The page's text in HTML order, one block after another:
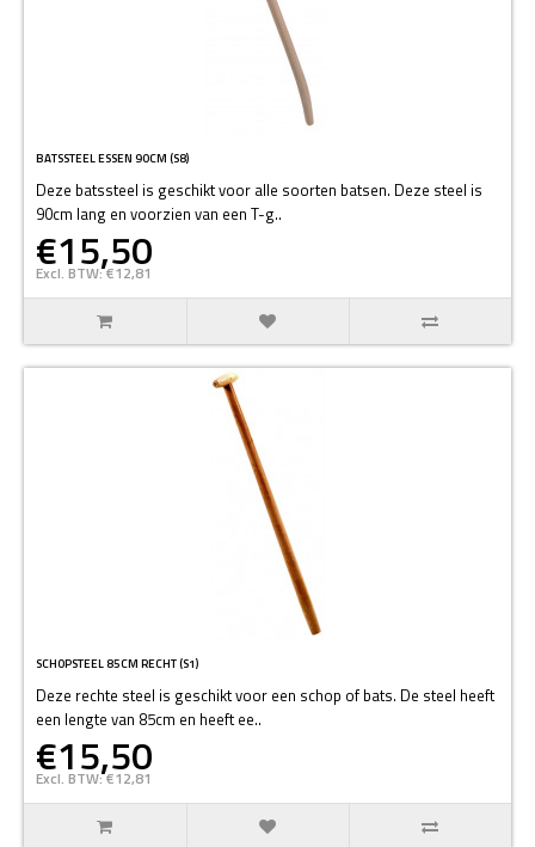
BATSSTEEL ESSEN 90CM (S8)
Deze batssteel is geschikt voor alle soorten batsen. Deze steel is
90cm lang en voorzien van een T-g..
€15,50
Excl. BTW: €12,81
SCHOPSTEEL 85CM RECHT (S1)
Deze rechte steel is geschikt voor een schop of bats. De steel heeft
een lengte van 85cm en heeft ee..
€15,50
Excl. BTW: €12,81